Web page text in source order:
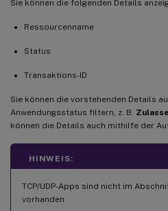
Sie können die folgenden Details
Ressourcenname
Status
Transaktions-ID
Sie können die vorstehenden Details
Anwendungsstatus filtern, z. B.
können die Details auch mithilfe der
HINWEIS:
TCP/UDP-Apps sind nicht im
vorhanden.